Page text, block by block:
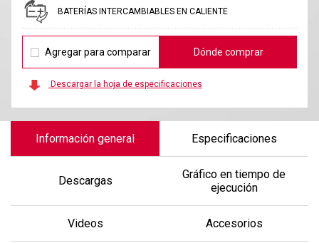
BATERÍAS INTERCAMBIABLES EN CALIENTE
Agregar para comparar Dónde comprar
Descargar la hoja de especificaciones
Información general Especificaciones
Descargas
Gráfico en tiempo de
ejecución
Videos Accesorios